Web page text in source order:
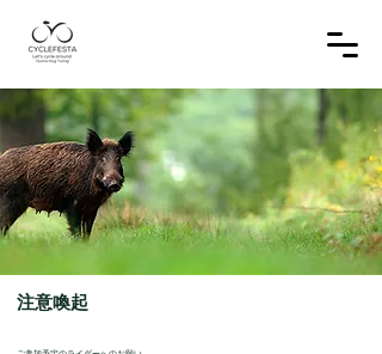
注意喚起